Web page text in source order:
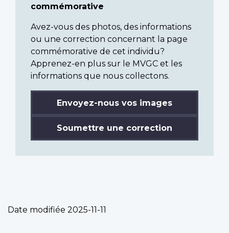
commémorative
Avez-vous des photos, des informations
ou une correction concernant la page
commémorative de cet individu?
Apprenez-en plus sur le MVGC et les
informations que nous collectons.
Envoyez-nous vos images
Soumettre une correction
Date modifiée 2025-11-11